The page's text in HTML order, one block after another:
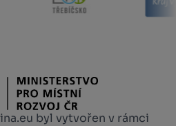
byl vytvořen v rámci